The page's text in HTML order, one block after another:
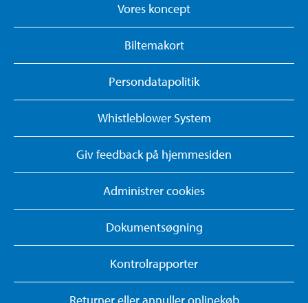
Vores koncept
Biltemakort
Persondatapolitik
Whistleblower System
Giv feedback på hjemmesiden
Administrer cookies
Dokumentsøgning
Kontrolrapporter